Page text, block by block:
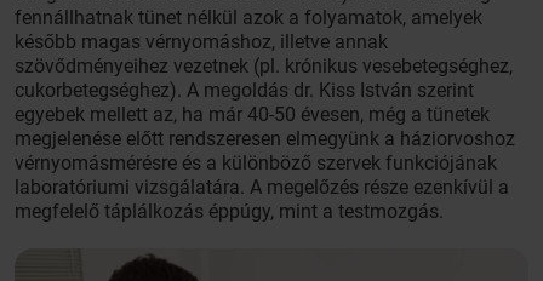
fennállhatnak tünet nélkül azok a folyamatok, amelyek
később magas vérnyomáshoz, illetve annak
szövődményeihez vezetnek (pl. krónikus vesebetegséghez,
cukorbetegséghez). A megoldás dr. Kiss István szerint
egyebek mellett az, ha már 40-50 évesen, még a tünetek
megjelenése előtt rendszeresen elmegyünk a háziorvoshoz
vérnyomásmérésre és a különböző szervek funkciójának
laboratóriumi vizsgálatára. A megelőzés része ezenkívül a
megfelelő táplálkozás éppúgy, mint a testmozgás.